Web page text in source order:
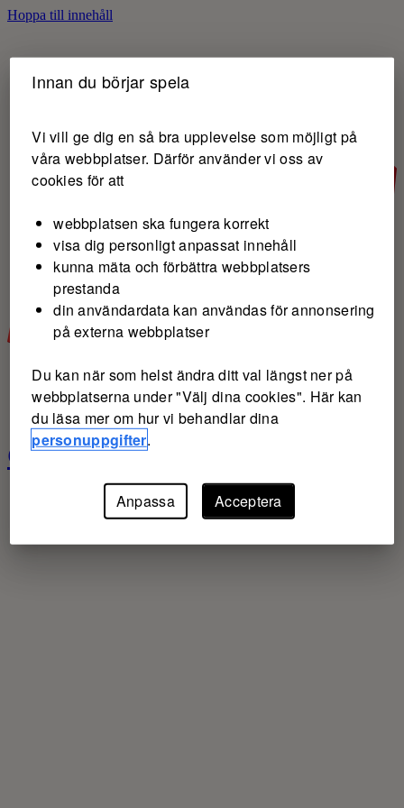
Hoppa till innehåll
Gräsroten
Innan du börjar spela
Vi vill ge dig en så bra upplevelse som möjligt på
våra webbplatser. Därför använder vi oss av
cookies för att
webbplatsen ska fungera korrekt
visa dig personligt anpassat innehåll
kunna mäta och förbättra webbplatsers
prestanda
din användardata kan användas för annonsering
på externa webbplatser
Du kan när som helst ändra ditt val längst ner på
webbplatserna under "Välj dina cookies". Här kan
du läsa mer om hur vi behandlar dina
personuppgifter.
Anpassa Acceptera